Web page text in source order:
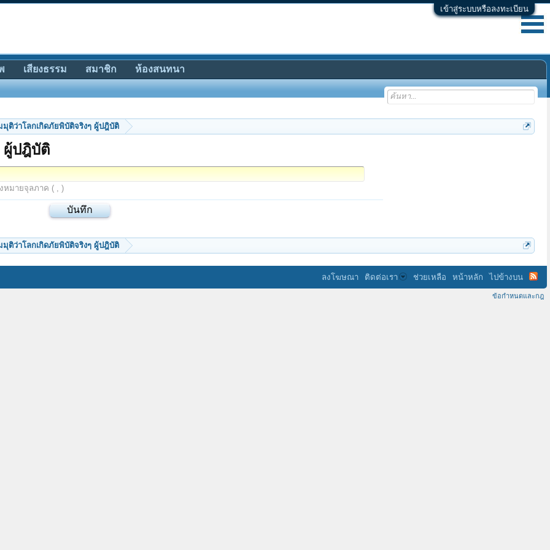
เข้าสู่ระบบหรือลงทะเบียน
มุติว่าโลกเกิดภัยพิบัติจริงๆ ผู้ปฎิบัติ
ผู้ปฎิบัติ
หมายจุลภาค ( , )
มุติว่าโลกเกิดภัยพิบัติจริงๆ ผู้ปฎิบัติ
เสียงธรรม สมาชิก ห้องสนทนา
ลงโฆษณา ติดต่อเรา ช่วยเหลือ หน้าหลัก ไปข้างบน
ข้อกำหนดและกฎ